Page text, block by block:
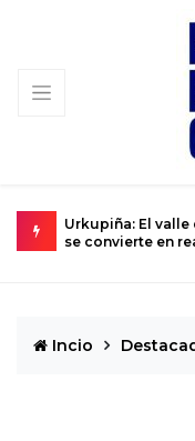
Urkupiña: El
se convierte en
Incio